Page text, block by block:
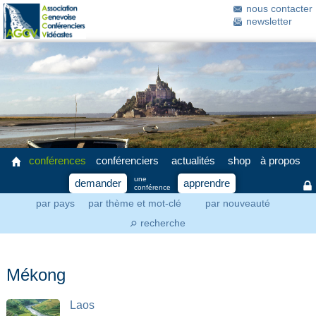
nous contacter
newsletter
conférences
par pays par thème et mot-clé par nouveauté
⚲ recherche
conférenciers actualités shop
à propos
demander
une
conférence
apprendre
Mékong
Laos